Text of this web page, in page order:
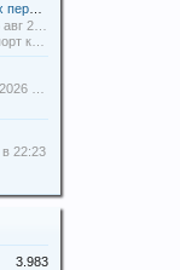
2026 в 20:54
в 00:12
в 22:23
3.983